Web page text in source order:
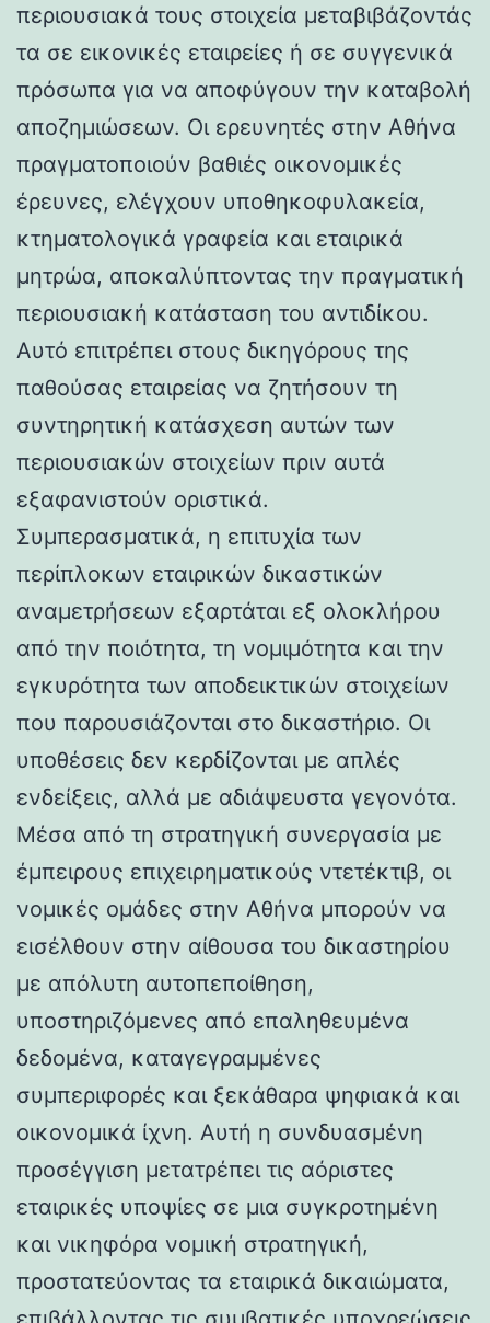
περιουσιακά τους στοιχεία μεταβιβάζοντάς
τα σε εικονικές εταιρείες ή σε συγγενικά
πρόσωπα για να αποφύγουν την καταβολή
αποζημιώσεων. Οι ερευνητές στην Αθήνα
πραγματοποιούν βαθιές οικονομικές
έρευνες, ελέγχουν υποθηκοφυλακεία,
κτηματολογικά γραφεία και εταιρικά
μητρώα, αποκαλύπτοντας την πραγματική
περιουσιακή κατάσταση του αντιδίκου.
Αυτό επιτρέπει στους δικηγόρους της
παθούσας εταιρείας να ζητήσουν τη
συντηρητική κατάσχεση αυτών των
περιουσιακών στοιχείων πριν αυτά
εξαφανιστούν οριστικά.
Συμπερασματικά, η επιτυχία των
περίπλοκων εταιρικών δικαστικών
αναμετρήσεων εξαρτάται εξ ολοκλήρου
από την ποιότητα, τη νομιμότητα και την
εγκυρότητα των αποδεικτικών στοιχείων
που παρουσιάζονται στο δικαστήριο. Οι
υποθέσεις δεν κερδίζονται με απλές
ενδείξεις, αλλά με αδιάψευστα γεγονότα.
Μέσα από τη στρατηγική συνεργασία με
έμπειρους επιχειρηματικούς ντετέκτιβ, οι
νομικές ομάδες στην Αθήνα μπορούν να
εισέλθουν στην αίθουσα του δικαστηρίου
με απόλυτη αυτοπεποίθηση,
υποστηριζόμενες από επαληθευμένα
δεδομένα, καταγεγραμμένες
συμπεριφορές και ξεκάθαρα ψηφιακά και
οικονομικά ίχνη. Αυτή η συνδυασμένη
προσέγγιση μετατρέπει τις αόριστες
εταιρικές υποψίες σε μια συγκροτημένη
και νικηφόρα νομική στρατηγική,
προστατεύοντας τα εταιρικά δικαιώματα,